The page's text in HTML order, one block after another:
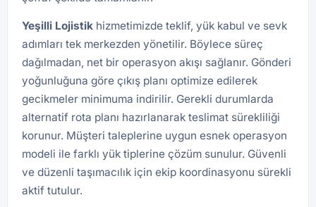
Yeşilli Lojistik hizmetimizde teklif, yük kabul ve sevk
adımları tek merkezden yönetilir. Böylece süreç
dağılmadan, net bir operasyon akışı sağlanır. Gönderi
yoğunluğuna göre çıkış planı optimize edilerek
gecikmeler minimuma indirilir. Gerekli durumlarda
alternatif rota planı hazırlanarak teslimat sürekliliği
korunur. Müşteri taleplerine uygun esnek operasyon
modeli ile farklı yük tiplerine çözüm sunulur. Güvenli
ve düzenli taşımacılık için ekip koordinasyonu sürekli
aktif tutulur.